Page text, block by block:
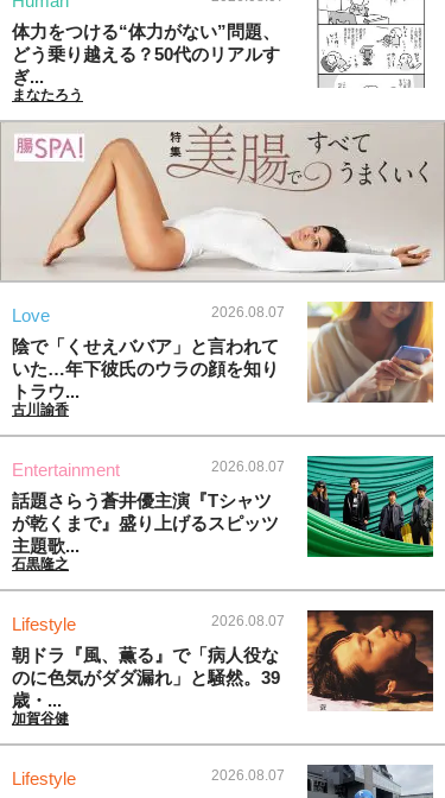
体力をつける“体力がない”問題、
どう乗り越える？50代のリアルす
ぎ...
まなたろう
Love 2026.08.07
陰で「くせえババア」と言われて
いた…年下彼氏のウラの顔を知り
トラウ...
古川諭香
Entertainment 2026.08.07
話題さらう蒼井優主演『Tシャツ
が乾くまで』盛り上げるスピッツ
主題歌...
石黒隆之
Lifestyle 2026.08.07
朝ドラ『風、薫る』で「病人役な
のに色気がダダ漏れ」と騒然。39
歳・...
加賀谷健
Lifestyle 2026.08.07